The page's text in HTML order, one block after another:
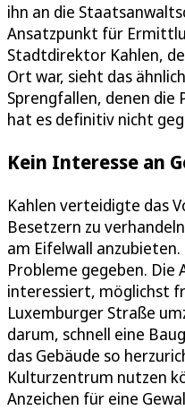
ihn an die
Ansatzpunkt für
Stadtdirektor Kahlen,
Ort war, sieht das
Sprengfallen, denen die
hat es definitiv nicht
Kein Interesse an
Kahlen verteidigte das
Besetzern zu
am Eifelwall
Probleme gegeben. Die
interessiert, möglichst
Luxemburger Straße
darum, schnell eine
das Gebäude so
Kulturzentrum nutzen
Anzeichen für eine